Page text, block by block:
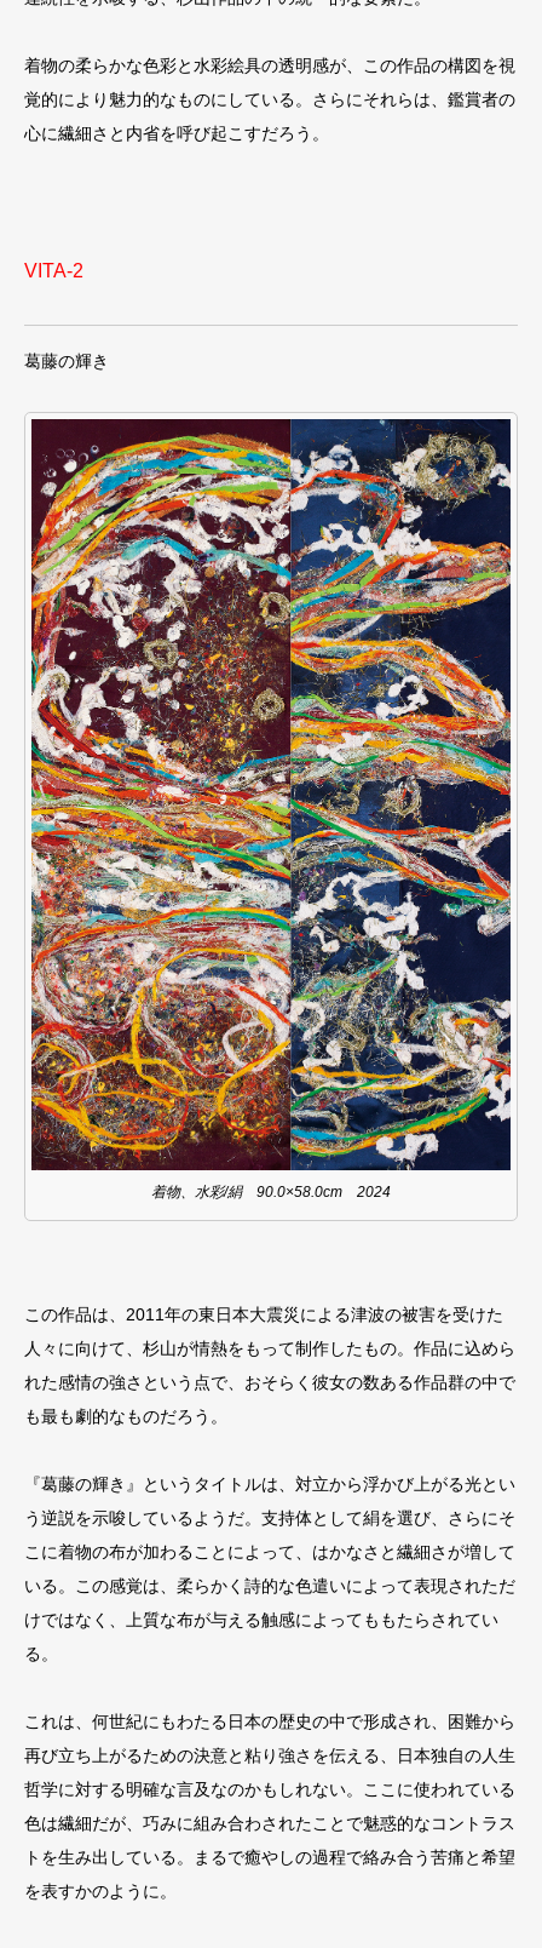
着物の柔らかな色彩と水彩絵具の透明感が、この作品の構図を視
覚的により魅力的なものにしている。さらにそれらは、鑑賞者の
心に繊細さと内省を呼び起こすだろう。
VITA-2
葛藤の輝き
着物、水彩/絹 90.0×58.0cm 2024
この作品は、2011年の東日本大震災による津波の被害を受けた
人々に向けて、杉山が情熱をもって制作したもの。作品に込めら
れた感情の強さという点で、おそらく彼女の数ある作品群の中で
も最も劇的なものだろう。
『葛藤の輝き』というタイトルは、対立から浮かび上がる光とい
う逆説を示唆しているようだ。支持体として絹を選び、さらにそ
こに着物の布が加わることによって、はかなさと繊細さが増して
いる。この感覚は、柔らかく詩的な色遣いによって表現されただ
けではなく、上質な布が与える触感によってももたらされてい
る。
これは、何世紀にもわたる日本の歴史の中で形成され、困難から
再び立ち上がるための決意と粘り強さを伝える、日本独自の人生
哲学に対する明確な言及なのかもしれない。ここに使われている
色は繊細だが、巧みに組み合わされたことで魅惑的なコントラス
トを生み出している。まるで癒やしの過程で絡み合う苦痛と希望
を表すかのように。